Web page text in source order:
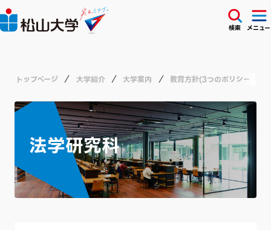
検索 メニュー
トップページ 大学紹介 大学案内 教育方針(3つのポリシー・ア
法学研究科